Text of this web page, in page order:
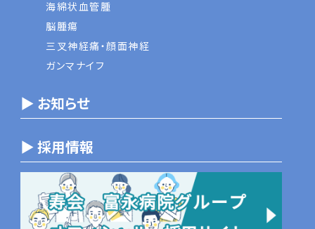
海綿状血管腫
脳腫瘍
三叉神経痛・顔面神経
ガンマナイフ
▶ お知らせ
▶ 採用情報